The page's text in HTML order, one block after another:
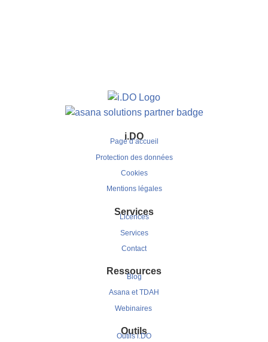
i.DO
Page d’accueil
Protection des données
Cookies
Mentions légales
Services
Licences
Services
Contact
Ressources
Blog
Asana et TDAH
Webinaires
Outils
Outils i.DO